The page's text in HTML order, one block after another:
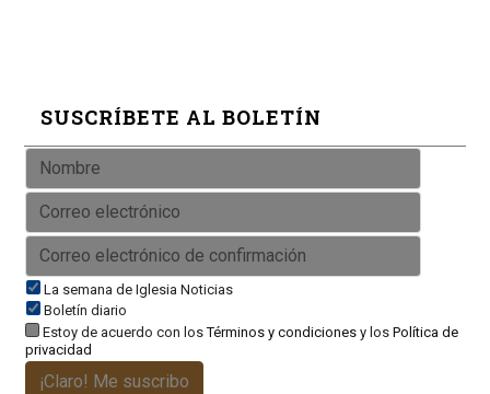
SUSCRÍBETE AL BOLETÍN
La semana de Iglesia Noticias
Boletín diario
Estoy de acuerdo con losTérminos y condicionesy los Política de
privacidad
¡Claro! Me suscribo